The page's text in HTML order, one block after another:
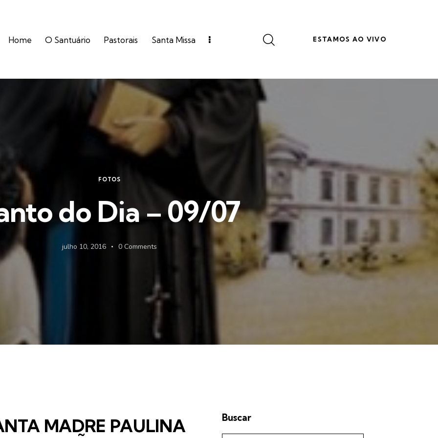
Home O Santuário Pastorais Santa Missa ESTAMOS AO VIVO
FOTOS
do Dia – 09/07
julho 10, 2016 0 Comments
MADRE PAULINA
Buscar